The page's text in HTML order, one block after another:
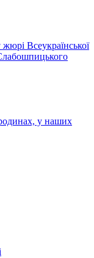
Всеукраїнської
у наших